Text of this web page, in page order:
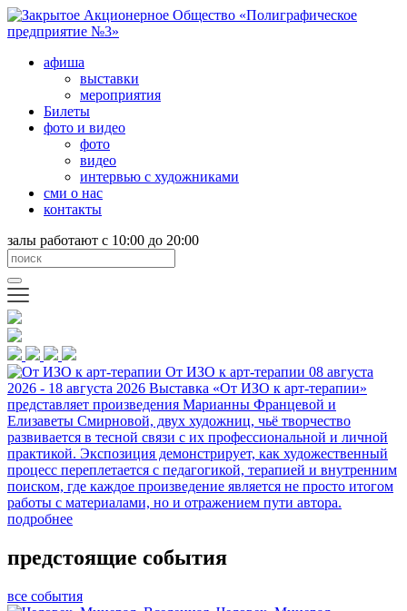
афиша
выставки
мероприятия
Билеты
фото и видео
фото
видео
интервью с художниками
сми о нас
контакты
залы работают с 10:00 до 20:00
От ИЗО к арт-терапии 08 августа
2026 - 18 августа 2026 Выставка «От ИЗО к арт-терапии»
представляет произведения Марианны Францевой и
Елизаветы Смирновой, двух художниц, чьё творчество
развивается в тесной связи с их профессиональной и личной
практикой. Экспозиция демонстрирует, как художественный
процесс переплетается с педагогикой, терапией и внутренним
поиском, где каждое произведение является не просто итогом
работы с материалами, но и отражением пути автора.
подробнее
предстоящие события
все события